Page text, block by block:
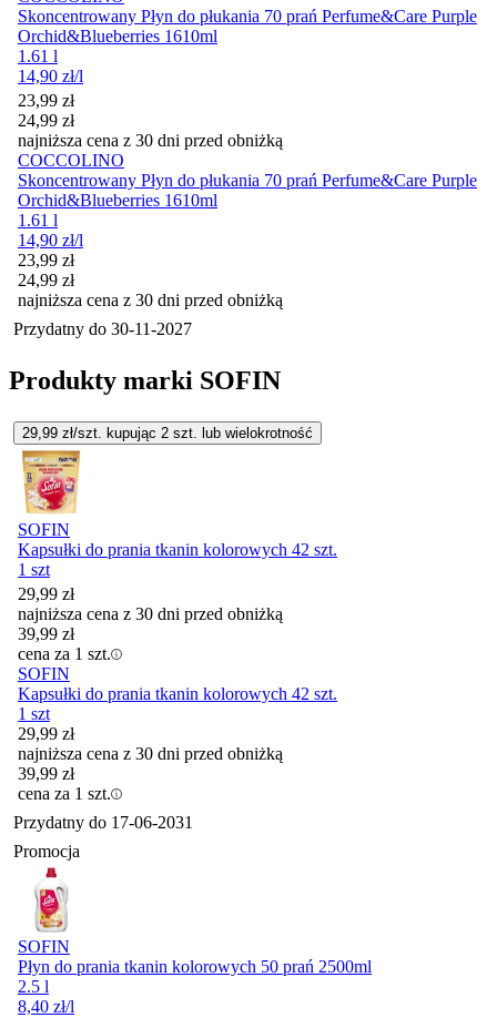
Skoncentrowany Płyn do płukania 70 prań Perfume&Care Purple
Orchid&Blueberries 1610ml
1.61 l
14,90 zł/l
Cena promocyjna
23,99 zł
24,99 zł
najniższa cena z 30 dni przed obniżką
COCCOLINO
Skoncentrowany Płyn do płukania 70 prań Perfume&Care Purple
Orchid&Blueberries 1610ml
1.61 l
14,90 zł/l
Cena promocyjna
23,99 zł
24,99 zł
najniższa cena z 30 dni przed obniżką
Przydatny do 30-11-2027
Produkty marki SOFIN
29,99 zł/szt. kupując 2 szt. lub wielokrotność
SOFIN
Kapsułki do prania tkanin kolorowych 42 szt.
1 szt
29,99 zł
najniższa cena z 30 dni przed obniżką
39,99 zł
cena za 1 szt.
SOFIN
Kapsułki do prania tkanin kolorowych 42 szt.
1 szt
29,99 zł
najniższa cena z 30 dni przed obniżką
39,99 zł
cena za 1 szt.
Przydatny do 17-06-2031
Promocja
SOFIN
Płyn do prania tkanin kolorowych 50 prań 2500ml
2.5 l
8,40 zł/l